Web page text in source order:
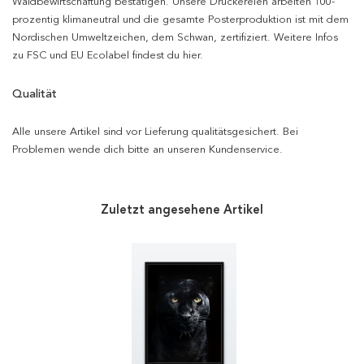
prozentig klimaneutral und die gesamte Posterproduktion ist mit dem
Nordischen Umweltzeichen, dem Schwan, zertifiziert. Weitere Infos
zu FSC und EU Ecolabel findest du hier.
Qualität
Alle unsere Artikel sind vor Lieferung qualitätsgesichert. Bei
Problemen wende dich bitte an unseren Kundenservice.
Zuletzt angesehene Artikel